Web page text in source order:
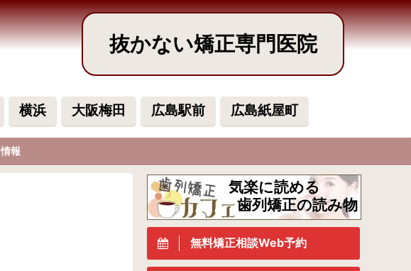
抜かない矯正専門医院
横浜 大阪梅田 広島駅前 広島紙屋町
報
気楽に読める
歯列矯正の読み物
無料矯正相談Web予約